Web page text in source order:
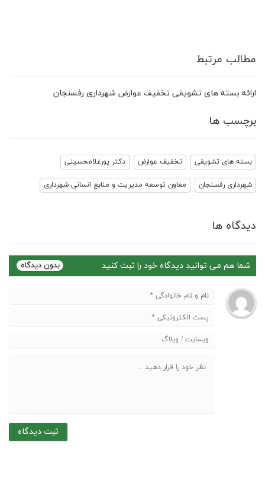
مطالب مرتبط
ارائه بسته های تشویقی تخفیف عوارض شهرداری رفسنجان
برچسب ها
بسته های تشویقی تخفیف عوارض دکتر پورغلامحسینی
شهرداری رفسنجان معاون توسعه مدیریت و منابع انسانی شهرداری
دیدگاه ها
شما هم می توانید دیدگاه خود را ثبت کنید